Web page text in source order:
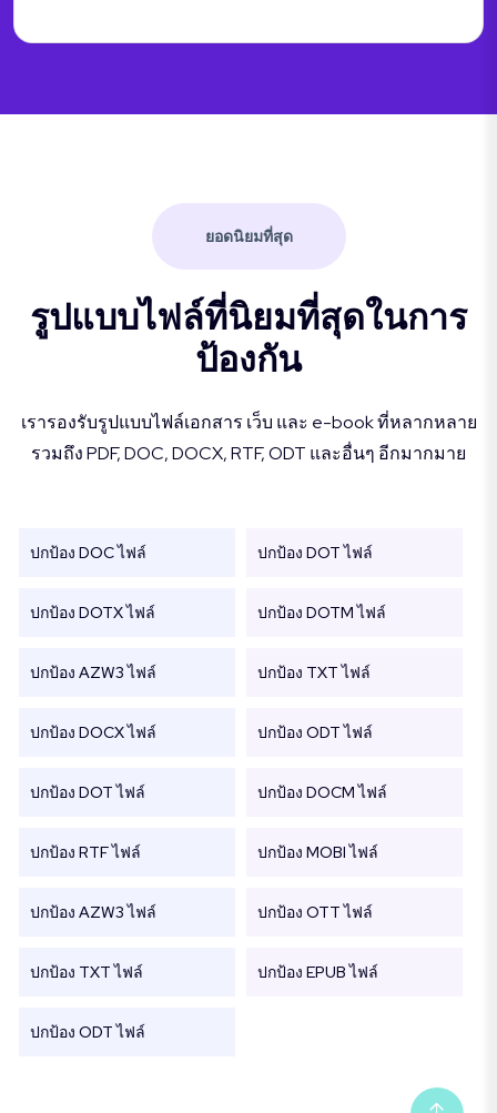
ยอดนิยมที่สุด
รูปแบบไฟล์ที่นิยมที่สุดในการ
ป้องกัน
เรารองรับรูปแบบไฟล์เอกสาร เว็บ และ e-book ที่หลากหลาย
รวมถึง PDF, DOC, DOCX, RTF, ODT และอื่นๆ อีกมากมาย
ปกป้อง DOC ไฟล์ ปกป้อง DOT ไฟล์
ปกป้อง DOTX ไฟล์ ปกป้อง DOTM ไฟล์
ปกป้อง AZW3 ไฟล์ ปกป้อง TXT ไฟล์
ปกป้อง DOCX ไฟล์ ปกป้อง ODT ไฟล์
ปกป้อง DOT ไฟล์ ปกป้อง DOCM ไฟล์
ปกป้อง RTF ไฟล์ ปกป้อง MOBI ไฟล์
ปกป้อง AZW3 ไฟล์ ปกป้อง OTT ไฟล์
ปกป้อง TXT ไฟล์ ปกป้อง EPUB ไฟล์
ปกป้อง ODT ไฟล์